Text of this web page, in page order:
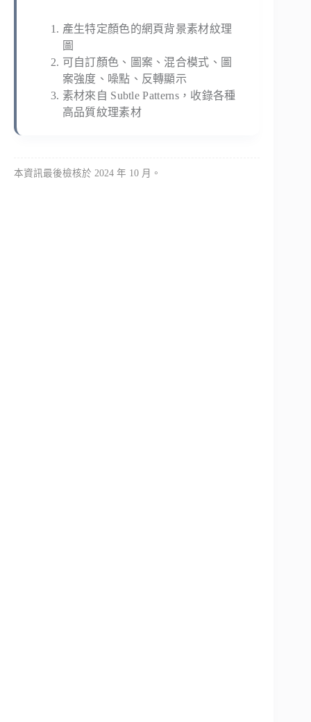
產生特定顏色的網頁背景素材紋理
圖
可自訂顏色、圖案、混合模式、圖
案強度、噪點、反轉顯示
素材來自 Subtle Patterns，收錄各種
高品質紋理素材
本資訊最後檢核於 2024 年 10 月。